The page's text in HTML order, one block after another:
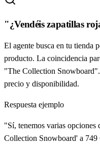
"¿Vendéis zapatillas
El agente busca en tu tienda
producto. La coincidencia
"The Collection
precio y disponibilidad.
Respuesta ejemplo
"Sí, tenemos varias
Collection Snowboard' a 749